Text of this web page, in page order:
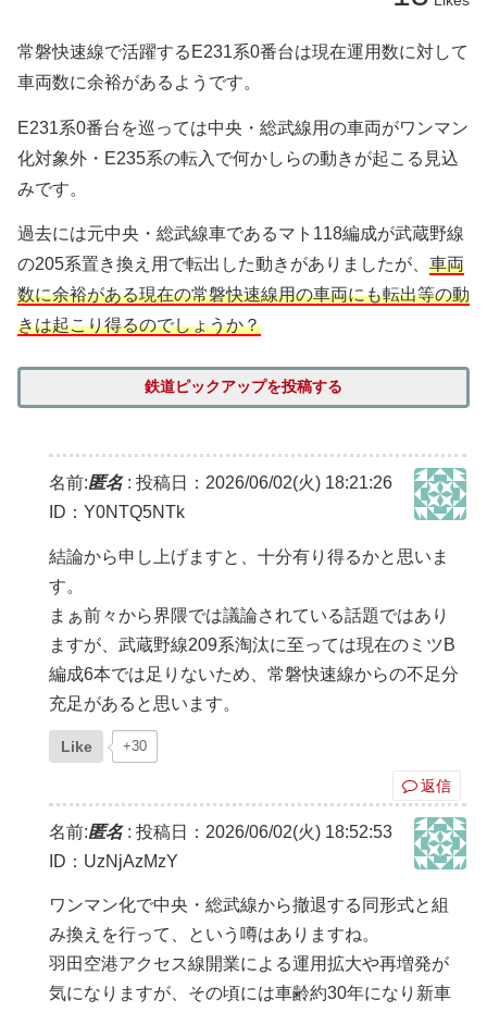
常磐快速線で活躍するE231系0番台は現在運用数に対して
車両数に余裕があるようです。
E231系0番台を巡っては中央・総武線用の車両がワンマン
化対象外・E235系の転入で何かしらの動きが起こる見込
みです。
過去には元中央・総武線車であるマト118編成が武蔵野線
の205系置き換え用で転出した動きがありましたが、 車両
数に余裕がある現在の常磐快速線用の車両にも転出等の動
きは起こり得るのでしょうか？
鉄道ピックアップを投稿する
名前:匿名: 投稿日：2026/06/02(火) 18:21:26
ID：Y0NTQ5NTk
結論から申し上げますと、十分有り得るかと思いま
す。
まぁ前々から界隈では議論されている話題ではあり
ますが、武蔵野線209系淘汰に至っては現在のミツB
編成6本では足りないため、常磐快速線からの不足分
充足があると思います。
Like +30
返信
名前:匿名: 投稿日：2026/06/02(火) 18:52:53
ID：UzNjAzMzY
ワンマン化で中央・総武線から撤退する同形式と組
み換えを行って、という噂はありますね。
羽田空港アクセス線開業による運用拡大や再増発が
気になりますが、その頃には車齢約30年になり新車